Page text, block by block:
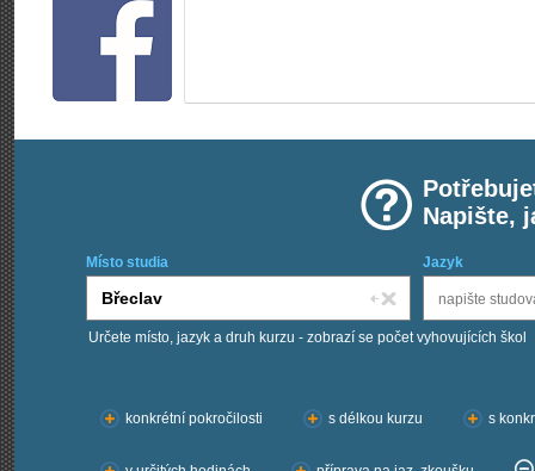
Napište,
Místo studia Jazyk
Určete místo, jazyk a druh kurzu - zobrazí se počet vyhovujících škol
konkrétní pokročilosti
s délkou kurzu s